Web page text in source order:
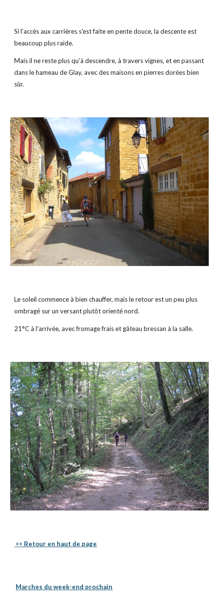
Si l'accès aux carrières s'est faite en pente douce, la descente est
beaucoup plus raide.
Mais il ne reste plus qu'à descendre, à travers vignes, et en passant
dans le hameau de Glay, avec des maisons en pierres dorées bien
sûr.
Le soleil commence à bien chauffer, mais le retour est un peu plus
ombragé sur un versant plutôt orienté nord.
21°C à l'arrivée, avec fromage frais et gâteau bressan à la salle.
>> Retour en haut de page
Marches du week-end prochain